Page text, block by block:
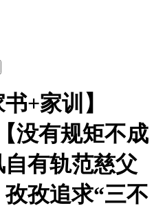
+家训】
没有规矩不成
有轨范慈父
孜追求“三不